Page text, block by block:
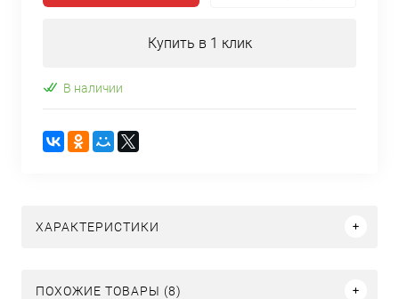
Купить в 1 клик
В наличии
ХАРАКТЕРИСТИКИ
ПОХОЖИЕ ТОВАРЫ (8)